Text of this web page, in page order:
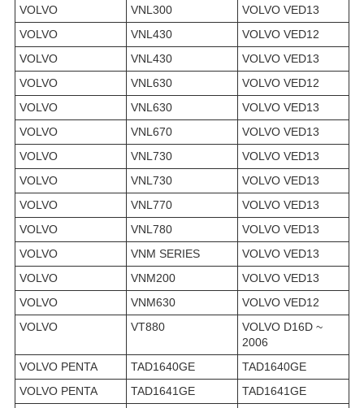
VOLVO
VNL300
VOLVO VED13
VOLVO
VNL430
VOLVO VED12
VOLVO
VNL430
VOLVO VED13
VOLVO
VNL630
VOLVO VED12
VOLVO
VNL630
VOLVO VED13
VOLVO
VNL670
VOLVO VED13
VOLVO
VNL730
VOLVO VED13
VOLVO
VNL730
VOLVO VED13
VOLVO
VNL770
VOLVO VED13
VOLVO
VNL780
VOLVO VED13
VOLVO
VNM SERIES
VOLVO VED13
VOLVO
VNM200
VOLVO VED13
VOLVO
VNM630
VOLVO VED12
VOLVO
VT880
VOLVO D16D ~
2006
VOLVO PENTA
TAD1640GE
TAD1640GE
VOLVO PENTA
TAD1641GE
TAD1641GE